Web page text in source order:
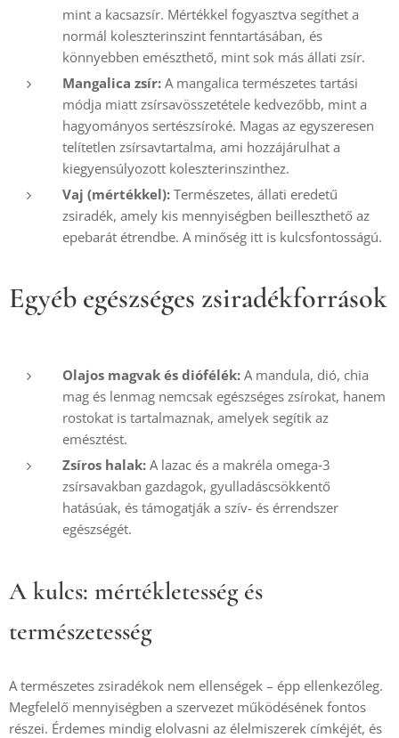
mint a kacsazsír. Mértékkel fogyasztva segíthet a
normál koleszterinszint fenntartásában, és
könnyebben emészthető, mint sok más állati zsír.
Mangalica zsír: A mangalica természetes tartási
módja miatt zsírsavösszetétele kedvezőbb, mint a
hagyományos sertészsíroké. Magas az egyszeresen
telítetlen zsírsavtartalma, ami hozzájárulhat a
kiegyensúlyozott koleszterinszinthez.
Vaj (mértékkel): Természetes, állati eredetű
zsiradék, amely kis mennyiségben beilleszthető az
epebarát étrendbe. A minőség itt is kulcsfontosságú.
Egyéb egészséges zsiradékforrások
Olajos magvak és diófélék: A mandula, dió, chia
mag és lenmag nemcsak egészséges zsírokat, hanem
rostokat is tartalmaznak, amelyek segítik az
emésztést.
Zsíros halak: A lazac és a makréla omega‑3
zsírsavakban gazdagok, gyulladáscsökkentő
hatásúak, és támogatják a szív- és érrendszer
egészségét.
A kulcs: mértékletesség és
természetesség
A természetes zsiradékok nem ellenségek – épp ellenkezőleg.
Megfelelő mennyiségben a szervezet működésének fontos
részei. Érdemes mindig elolvasni az élelmiszerek címkéjét, és